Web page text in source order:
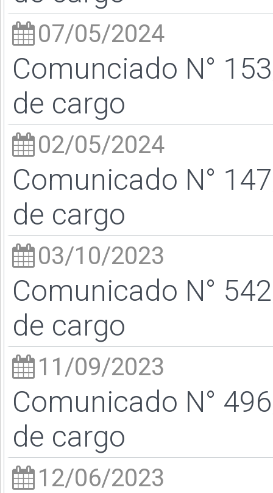
07/05/2024
Comunciado N°
de cargo
02/05/2024
Comunicado N°
de cargo
03/10/2023
Comunicado N°
de cargo
11/09/2023
Comunicado N°
de cargo
12/06/2023